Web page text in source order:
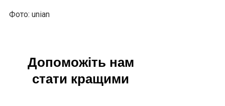
Фото: unian
Допоможіть нам
стати кращими